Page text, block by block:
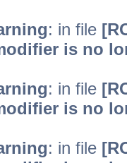
: in file
is no
: in file
is no
: in file